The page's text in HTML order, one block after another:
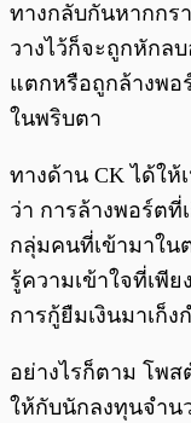
ทางกลับกันหากกร
วางไว้ก็จะถูกหักล
แตกหรือถูกล้างพอ
ในพริบตา
ทางด้าน CK ได้ให้
ว่า การล้างพอร์ต
กลุ่มคนที่เข้ามาใน
รู้ความเข้าใจที่เพี
การกู้ยืมเงินมาเก็ง
อย่างไรก็ตาม โพ
ให้กับนักลงทุนจำน